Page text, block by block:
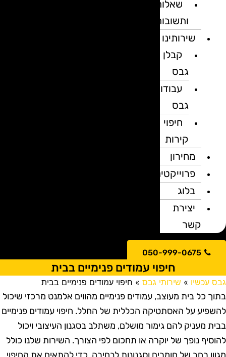
שאלות
ותשובות
שירותינו
קבלן
גבס
עבודות
גבס
חיפוי
קירות
מחירון
פרוייקטים
בלוג
יצירת
קשר
050-999-0675
חיפוי עמודים פנימיים בבית
עכשיו» שירותי גבס» חיפוי עמודים פנימיים בבית
כל בית מעוצב, עמודים פנימיים מהווים אלמנט מרכזי שיכול
על האסתטיקה הכללית של החלל. חיפוי עמודים פנימיים
מעניק להם גימור מושלם, משתלב בסגנון העיצובי ויכול
נופך של יוקרה או תחכום לפי הצורך. השירות שלנו כולל